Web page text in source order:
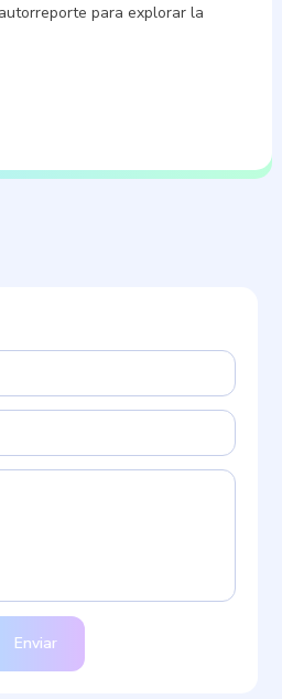
para explorar la
Enviar